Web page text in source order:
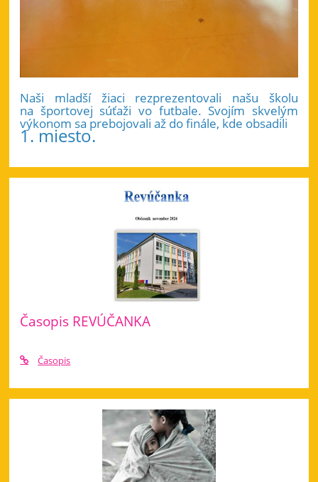
Naši mladší žiaci rezprezentovali našu školu
na športovej súťaži vo futbale. Svojím skvelým
výkonom sa prebojovali až do finále, kde obsadili
1. miesto.
Časopis REVÚČANKA
Časopis